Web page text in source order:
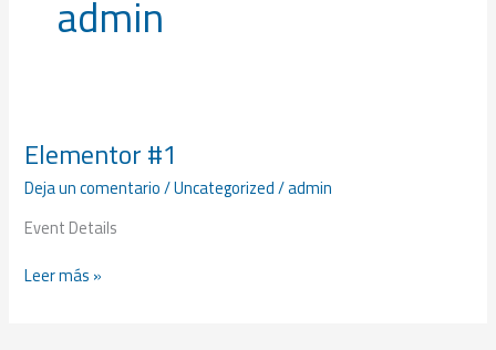
admin
Elementor #1
Deja un comentario/Uncategorized/admin
Event Details
Elementor
#1
Leer más »